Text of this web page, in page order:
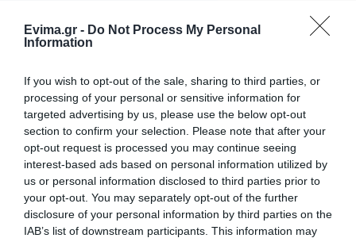
Evima.gr - Do Not Process My Personal
Information
If you wish to opt-out of the sale, sharing to third parties, or
processing of your personal or sensitive information for
targeted advertising by us, please use the below opt-out
section to confirm your selection. Please note that after your
opt-out request is processed you may continue seeing
interest-based ads based on personal information utilized by
us or personal information disclosed to third parties prior to
your opt-out. You may separately opt-out of the further
disclosure of your personal information by third parties on the
IAB’s list of downstream participants. This information may
Ράγισαν καρδιές στην Εύβοια: Το
τελευταίο «αντίο» στον 36χρονο
07.08.2026 | 19:10
Νέο επίδομα 600 ευρώ για
σπουδαστές: Οι δικαιούχοι
07.08.2026 | 19:00
Αυτός ο δήμος της Εύβοιας πάει
στα δικαστήρια για τις
ανεμογεννήτριες
Νέο τροχαίο με υλικές
ζημιές
Μητέρα και γιος οι
νεκροί από τη
σύγκρουση
αυτοκινήτου με
φορτηγό